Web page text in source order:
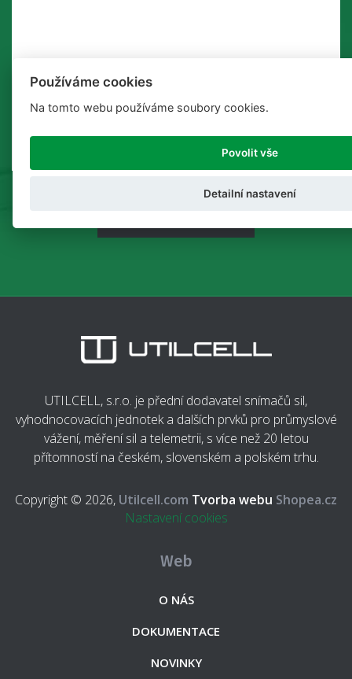
UTILCELL, s.r.o. je přední dodavatel snímačů sil,
vyhodnocovacích jednotek a dalších prvků pro průmyslové
vážení, měření sil a telemetrii, s více než 20 letou
přítomností na českém, slovenském a polském trhu.
Copyright © 2026, Utilcell.com Tvorba webu Shopea.cz
Nastavení cookies
Web
O NÁS
DOKUMENTACE
NOVINKY
Používáme cookies
Na tomto webu používáme soubory cookies.
Povolit vše
Detailní nastavení